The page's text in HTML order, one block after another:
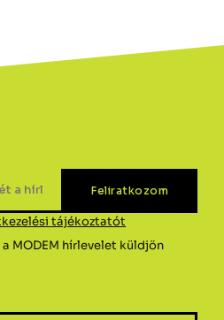
tájékoztatót
MODEM hírlevelet küldjön